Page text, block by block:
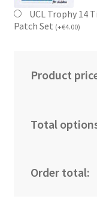
UCL Trophy 14
Patch Set (+€4.00)
Product
Total
Order total: